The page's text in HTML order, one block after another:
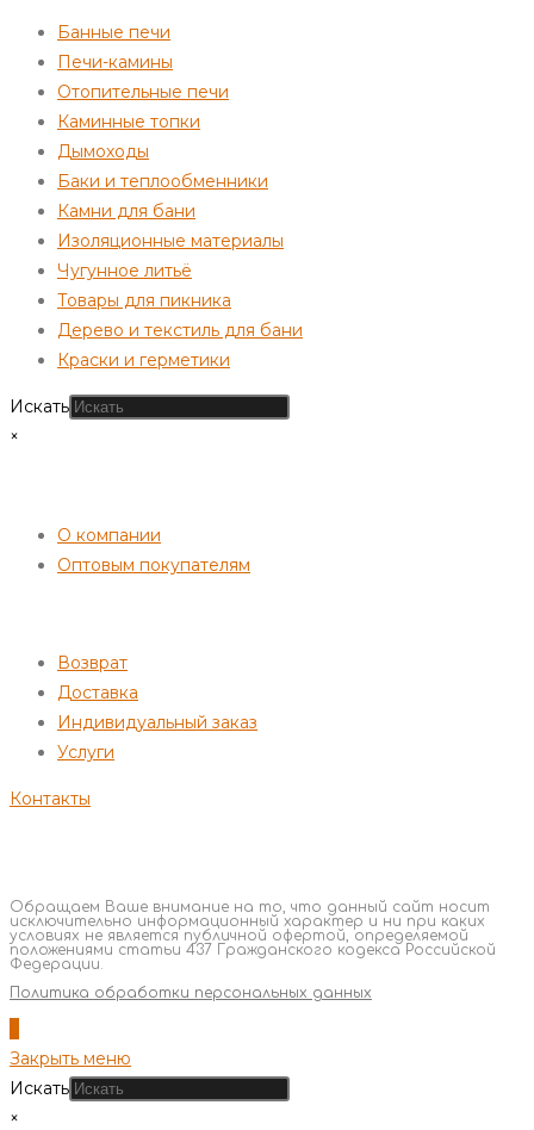
Банные печи
Печи-камины
Отопительные печи
Каминные топки
Дымоходы
Баки и теплообменники
Камни для бани
Изоляционные материалы
Чугунное литьё
Товары для пикника
Дерево и текстиль для бани
Краски и герметики
Искать
×
О компании
Оптовым покупателям
Возврат
Доставка
Индивидуальный заказ
Услуги
Контакты
Обращаем Ваше внимание на то, что данный сайт носит
исключительно информационный характер и ни при каких
условиях не является публичной офертой, определяемой
положениями статьи 437 Гражданского кодекса Российской
Федерации.
Политика обработки персональных данных
Закрыть меню
Искать
×